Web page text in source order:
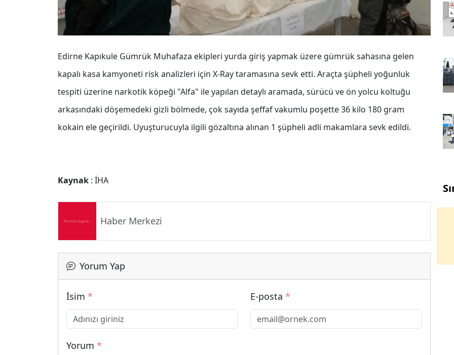
Edirne Kapıkule Gümrük Muhafaza ekipleri yurda giriş yapmak üzere gümrük sahasına gelen
kapalı kasa kamyoneti risk analizleri için X-Ray taramasına sevk etti. Araçta şüpheli yoğunluk
tespiti üzerine narkotik köpeği "Alfa" ile yapılan detaylı aramada, sürücü ve ön yolcu koltuğu
arkasındaki döşemedeki gizli bölmede, çok sayıda şeffaf vakumlu poşette 36 kilo 180 gram
kokain ele geçirildi. Uyuşturucuyla ilgili gözaltına alınan 1 şüpheli adli makamlara sevk edildi.
Kaynak : İHA
Haber Merkezi
Yorum Yap
İsim * E-posta *
Yorum *